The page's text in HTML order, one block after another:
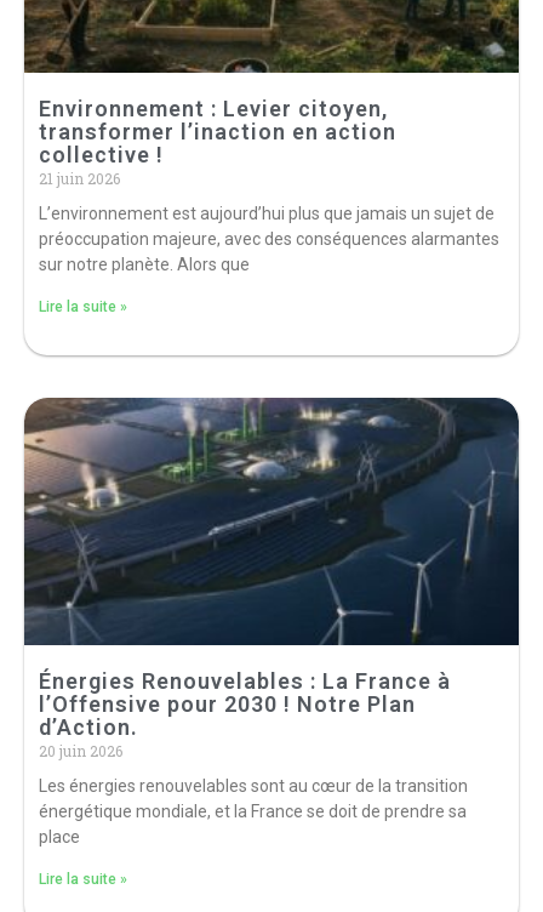
Environnement : Levier citoyen,
transformer l’inaction en action
collective !
21 juin 2026
L’environnement est aujourd’hui plus que jamais un sujet de
préoccupation majeure, avec des conséquences alarmantes
sur notre planète. Alors que
Lire la suite »
Énergies Renouvelables : La France à
l’Offensive pour 2030 ! Notre Plan
d’Action.
20 juin 2026
Les énergies renouvelables sont au cœur de la transition
énergétique mondiale, et la France se doit de prendre sa
place
Lire la suite »